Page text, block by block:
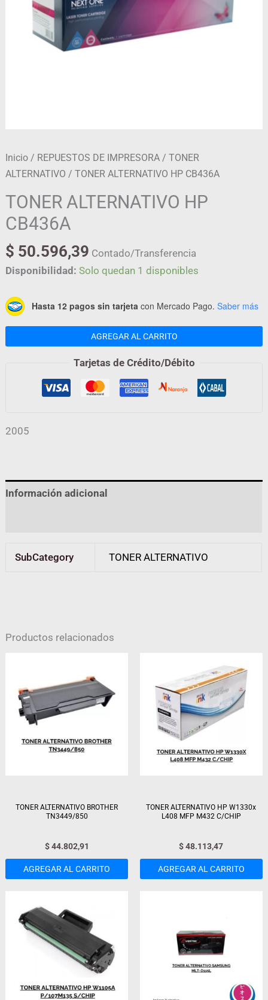
Inicio / REPUESTOS DE IMPRESORA /TONER
ALTERNATIVO / TONER ALTERNATIVO HP CB436A
TONER ALTERNATIVO HP
CB436A
$ 50.596,39 Contado/Transferencia
Disponibilidad: Solo quedan 1 disponibles
Hasta 12 pagos sin tarjeta con Mercado Pago. Saber más
AGREGAR AL CARRITO
Tarjetas de Crédito/Débito
2005
Información adicional
SubCategory TONER ALTERNATIVO
Productos relacionados
TONER ALTERNATIVO BROTHER
TN3449/850
$44.802,91
AGREGAR AL CARRITO
TONER ALTERNATIVO HP W1330x
L408 MFP M432 C/CHIP
$48.113,47
AGREGAR AL CARRITO